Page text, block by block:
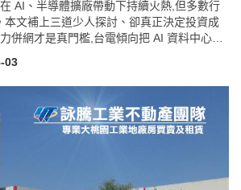
AI、半導體擴廠帶動下持續火熱,但多數行
本文補上三道少人探討、卻真正決定投資成
併網才是真門檻,台電傾向把 AI 資料中心引
區,北部電網其實吃緊;第二,土地「身分」差
定工廠(特登)與農地違章的風險與價值天差
落日條款影響;第三,2026 年碳費開徵與
面積、綠電可及性成為選地新變數。文末並
「升級版選地檢查清單」,協助買方避開陷
03